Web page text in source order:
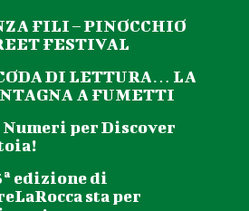
FILI – PINOCCHIO
FESTIVAL
DI LETTURA… LA
A FUMETTI
Numeri per Discover
edizione di
sta per